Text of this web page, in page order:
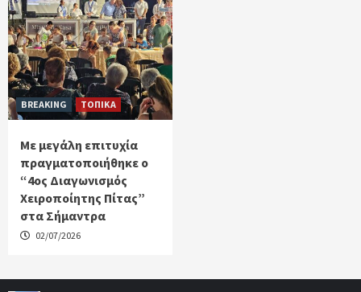
BREAKING ΤΟΠΙΚΑ
Με μεγάλη επιτυχία
πραγματοποιήθηκε ο
“4ος Διαγωνισμός
Χειροποίητης Πίτας”
στα Σήμαντρα
02/07/2026